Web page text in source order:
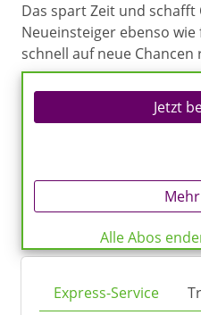
Das spart Zeit und
Neueinsteiger ebenso
schnell auf neue
Jetzt
Alle Abos
Express-Service